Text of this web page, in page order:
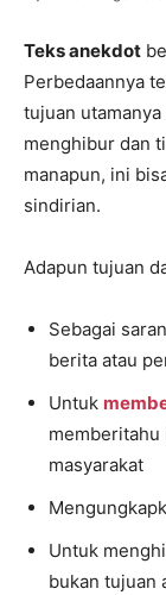
Teks anekdot
Perbedaannya
tujuan
menghibur dan
manapun, ini
sindirian.
Adapun tujuan
Sebagai
berita atau
Untuk
memberitahu
masyarakat
Untuk
bukan tujuan